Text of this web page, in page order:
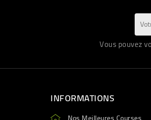
Vous pouvez
INFORMATIONS